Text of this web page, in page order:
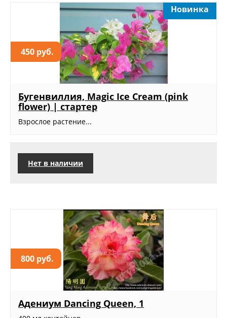
450 руб.
Новинка
Бугенвиллия, Magic Ice Cream (pink
flower) | стартер
Взрослое растение...
Нет в наличии
800 руб.
Адениум Dancing Queen, 1